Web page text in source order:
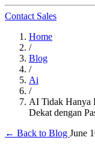
Contact Sales
Home
/
Blog
/
Ai
/
AI Tidak Hanya
Dekat dengan
← Back to Blog June